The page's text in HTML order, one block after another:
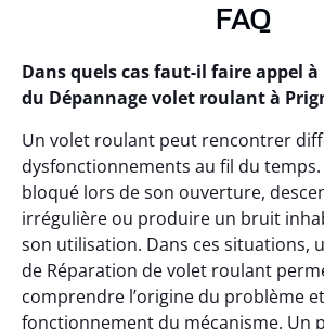
FAQ
Dans quels cas faut-il faire appel
du Dépannage volet roulant à
Un volet roulant peut rencontrer
dysfonctionnements au fil du
bloqué lors de son ouverture,
irrégulière ou produire un bruit
son utilisation. Dans ces situations,
de Réparation de volet roulant
comprendre l’origine du problème
fonctionnement du mécanisme. Un